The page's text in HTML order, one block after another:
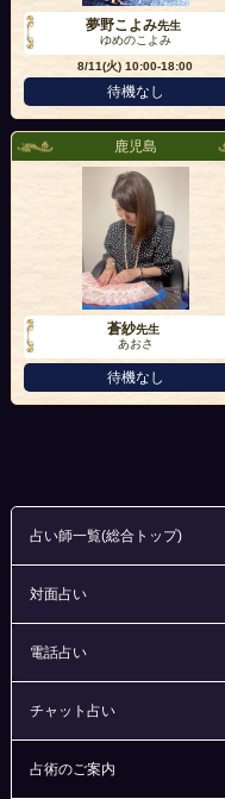
夢野こよみ先生
ゆめのこよみ
8/11(火)10:00-18:00
待機なし
鹿児島
蒼紗先生
あおさ
待機なし
占い師一覧(総合トップ)
対面占い
電話占い
チャット占い
占術のご案内